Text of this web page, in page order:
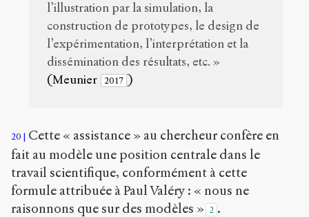
l’illustration par la simulation, la
construction de prototypes, le design de
l’expérimentation, l’interprétation et la
dissémination des résultats, etc. »
(Meunier
2017 )
20
Cette « assistance » au chercheur confère en
fait au modèle une position centrale dans le
travail scientifique, conformément à cette
formule attribuée à Paul Valéry : « nous ne
raisonnons que sur des modèles » 2 .